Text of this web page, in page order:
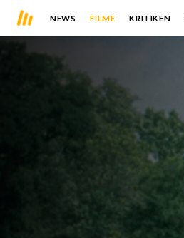
NEWS FILME KRITIKEN